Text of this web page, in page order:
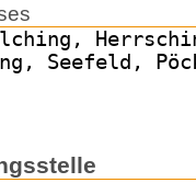
Seefeld,